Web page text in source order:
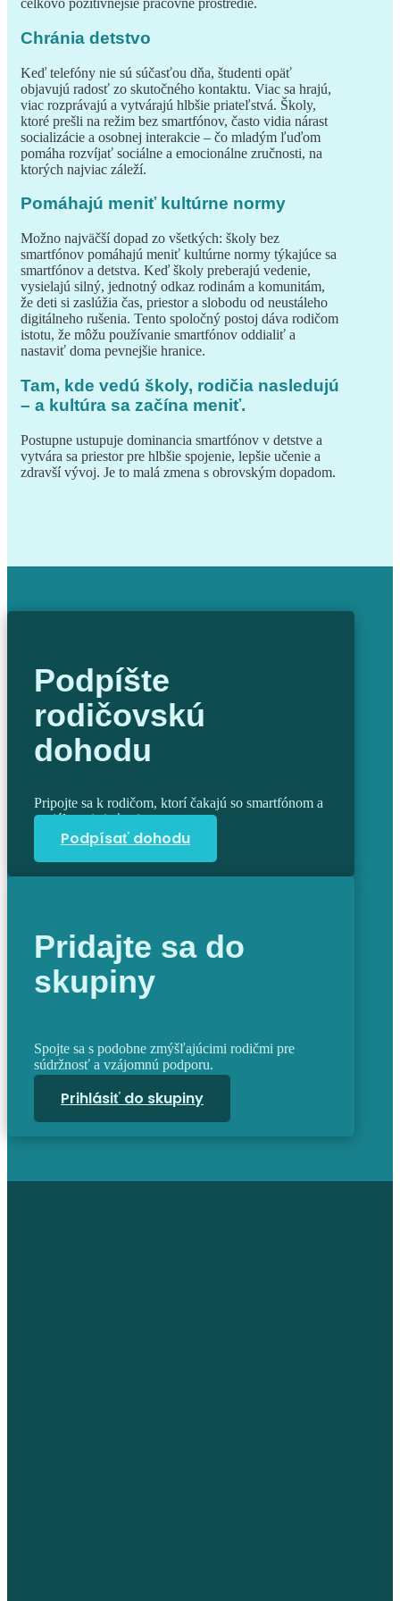
celkovo pozitívnejšie pracovné prostredie.
Chránia detstvo
Keď telefóny nie sú súčasťou dňa, študenti opäť
objavujú radosť zo skutočného kontaktu. Viac sa hrajú,
viac rozprávajú a vytvárajú hlbšie priateľstvá. Školy,
ktoré prešli na režim bez smartfónov, často vidia nárast
socializácie a osobnej interakcie – čo mladým ľuďom
pomáha rozvíjať sociálne a emocionálne zručnosti, na
ktorých najviac záleží.
Pomáhajú meniť kultúrne normy
Možno najväčší dopad zo všetkých: školy bez
smartfónov pomáhajú meniť kultúrne normy týkajúce sa
smartfónov a detstva. Keď školy preberajú vedenie,
vysielajú silný, jednotný odkaz rodinám a komunitám,
že deti si zaslúžia čas, priestor a slobodu od neustáleho
digitálneho rušenia. Tento spoločný postoj dáva rodičom
istotu, že môžu používanie smartfónov oddialiť a
nastaviť doma pevnejšie hranice.
Tam, kde vedú školy, rodičia nasledujú
– a kultúra sa začína meniť.
Postupne ustupuje dominancia smartfónov v detstve a
vytvára sa priestor pre hlbšie spojenie, lepšie učenie a
zdravší vývoj. Je to malá zmena s obrovským dopadom.
Podpíšte
rodičovskú
dohodu
Pripojte sa k rodičom, ktorí čakajú so smartfónom a
sociálnymi sieťami.
Podpísať dohodu
Pridajte sa do
skupiny
Spojte sa s podobne zmýšľajúcimi rodičmi pre
súdržnosť a vzájomnú podporu.
Prihlásiť do skupiny